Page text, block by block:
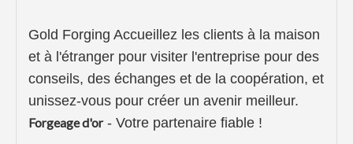
Gold Forging Accueillez les clients à la maison
et à l'étranger pour visiter l'entreprise pour des
conseils, des échanges et de la coopération, et
unissez-vous pour créer un avenir meilleur.
Forgeage d'or- Votre partenaire fiable !